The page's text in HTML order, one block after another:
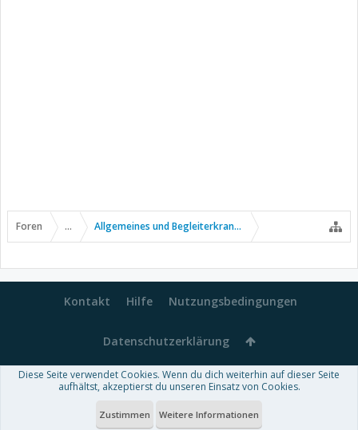
Foren ... Allgemeines und Begleiterkrankungen
Kontakt Hilfe Nutzungsbedingungen
Datenschutzerklärung
Forum software by XenForo™-Deutsch von xenDach
Theme designed byThemeHouse
Diese Seite verwendet Cookies. Wenn du dich weiterhin auf dieser Seite
aufhältst, akzeptierst du unseren Einsatz von Cookies.
Zustimmen Weitere Informationen